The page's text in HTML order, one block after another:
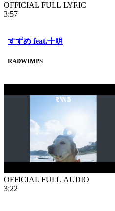
OFFICIAL FULL LYRIC
3:57
すずめ feat.十明
RADWIMPS
OFFICIAL FULL AUDIO
3:22